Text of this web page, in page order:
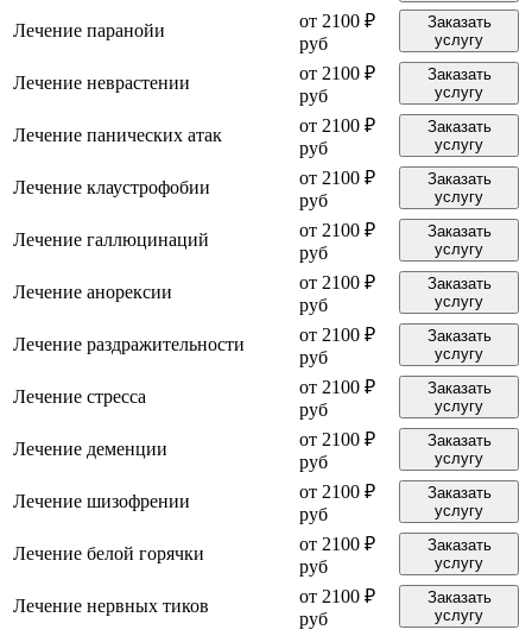
Лечение паранойи
от 2100 ₽
руб
Заказать
услугу
Лечение неврастении
от 2100 ₽
руб
Заказать
услугу
Лечение панических атак
от 2100 ₽
руб
Заказать
услугу
Лечение клаустрофобии
от 2100 ₽
руб
Заказать
услугу
Лечение галлюцинаций
от 2100 ₽
руб
Заказать
услугу
Лечение анорексии
от 2100 ₽
руб
Заказать
услугу
Лечение раздражительности
от 2100 ₽
руб
Заказать
услугу
Лечение стресса
от 2100 ₽
руб
Заказать
услугу
Лечение деменции
от 2100 ₽
руб
Заказать
услугу
Лечение шизофрении
от 2100 ₽
руб
Заказать
услугу
Лечение белой горячки
от 2100 ₽
руб
Заказать
услугу
Лечение нервных тиков
от 2100 ₽
руб
Заказать
услугу